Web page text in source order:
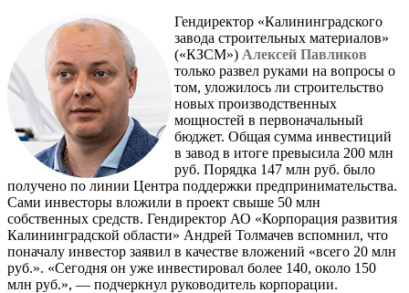
Гендиректор «Калининградского
завода строительных материалов»
(«КЗСМ») Алексей Павликов
только развел руками на вопросы о
том, уложилось ли строительство
новых производственных
мощностей в первоначальный
бюджет. Общая сумма инвестиций
в завод в итоге превысила 200 млн
руб. Порядка 147 млн руб. было
получено по линии Центра поддержки предпринимательства.
Сами инвесторы вложили в проект свыше 50 млн
собственных средств. Гендиректор АО «Корпорация развития
Калининградской области» Андрей Толмачев вспомнил, что
поначалу инвестор заявил в качестве вложений «всего 20 млн
руб.». «Сегодня он уже инвестировал более 140, около 150
млн руб.», — подчеркнул руководитель корпорации.